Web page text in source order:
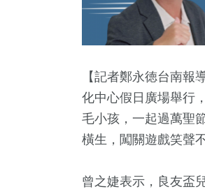
【記者鄭永徳台南
化中心假日廣場舉行
毛小孩，一起過萬聖
橫生，闖關遊戲笑聲
曾之婕表示，良友盃